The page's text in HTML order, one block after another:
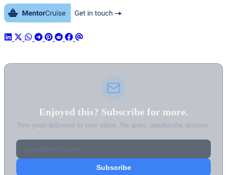
Enjoyed this? Subscribe for more.
New posts delivered to your inbox. No spam, unsubscribe anytime.